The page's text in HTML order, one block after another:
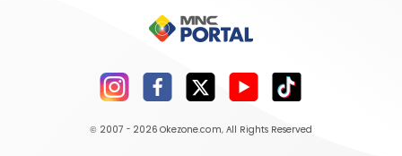
© 2007 - 2026 Okezone.com, All Rights Reserved